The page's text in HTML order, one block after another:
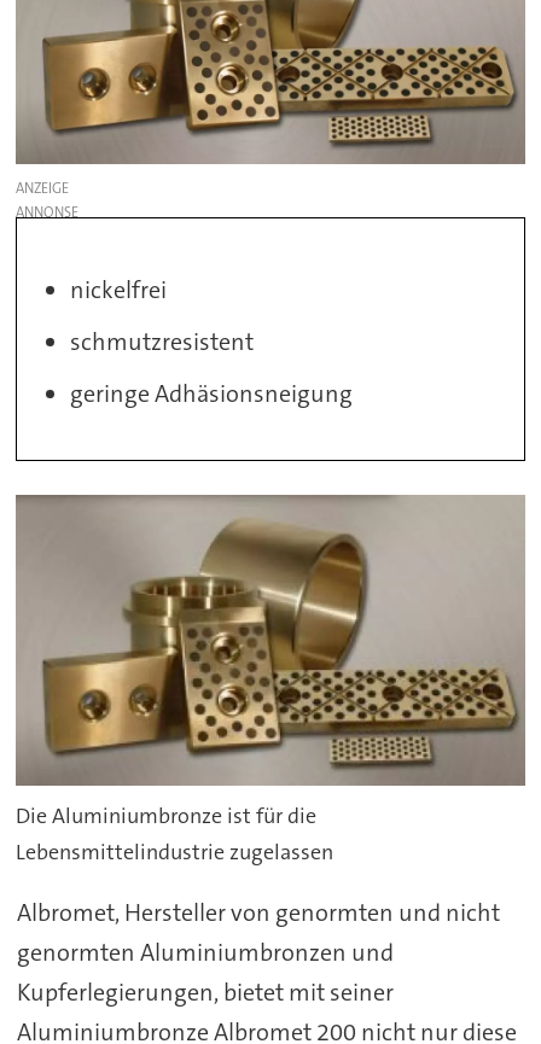
ANZEIGE
nickelfrei
schmutzresistent
geringe Adhäsionsneigung
Die Aluminiumbronze ist für die
Lebensmittelindustrie zugelassen
Albromet, Hersteller von genormten und nicht
genormten Aluminiumbronzen und
Kupferlegierungen, bietet mit seiner
Aluminiumbronze Albromet 200 nicht nur diese